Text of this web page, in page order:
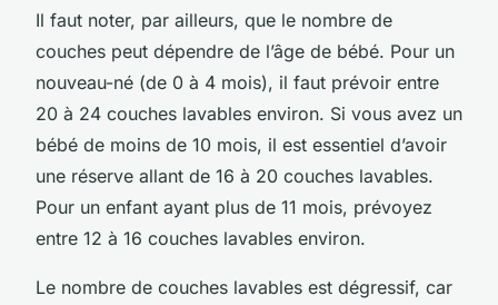
Il faut noter, par ailleurs, que le nombre de
couches peut dépendre de l’âge de bébé. Pour un
nouveau-né (de 0 à 4 mois), il faut prévoir entre
20 à 24 couches lavables environ. Si vous avez un
bébé de moins de 10 mois, il est essentiel d’avoir
une réserve allant de 16 à 20 couches lavables.
Pour un enfant ayant plus de 11 mois, prévoyez
entre 12 à 16 couches lavables environ.
Le nombre de couches lavables est dégressif, car